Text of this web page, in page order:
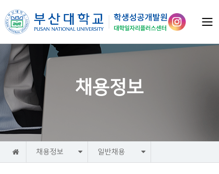
채용정보
홈 채용정보 일반채용